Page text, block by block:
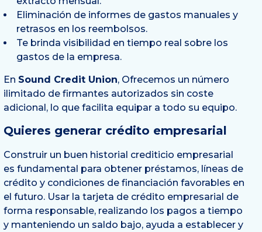
Eliminación de informes de gastos manuales y
retrasos en los reembolsos.
Te brinda visibilidad en tiempo real sobre los
gastos de la empresa.
En Sound Credit Union, Ofrecemos un número
ilimitado de firmantes autorizados sin coste
adicional, lo que facilita equipar a todo su equipo.
Quieres generar crédito empresarial
Construir un buen historial crediticio empresarial
es fundamental para obtener préstamos, líneas de
crédito y condiciones de financiación favorables en
el futuro. Usar la tarjeta de crédito empresarial de
forma responsable, realizando los pagos a tiempo
y manteniendo un saldo bajo, ayuda a establecer y